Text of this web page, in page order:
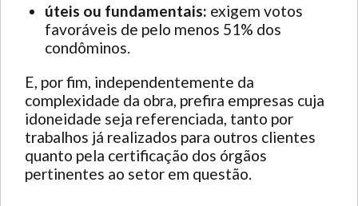
úteis ou fundamentais: exigem votos
favoráveis de pelo menos 51% dos
condôminos.
E, por fim, independentemente da
complexidade da obra, prefira empresas cuja
idoneidade seja referenciada, tanto por
trabalhos já realizados para outros clientes
quanto pela certificação dos órgãos
pertinentes ao setor em questão.